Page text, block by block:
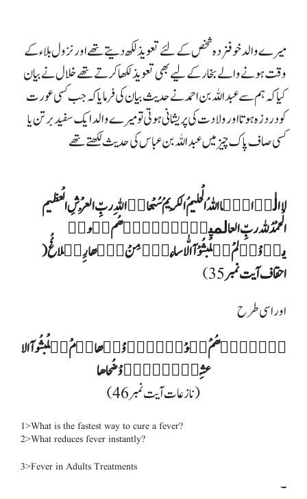
میرے والد خوفزدہ شخص کے لئے تعویذ لکھ دیتے تھے اور نزول بلاءکے
وقت ہونے والے بخار کے لیے بھی تعویذ لکھا کرتے تھےخلال نے بیان
کیا کہ ہم سے عبداللہ بن احمد نے حدیث بیان کی فرمایا کہ جب کسی عورت
کو درد زہ ہوتا اور ولادت کی پریشانی ہوتی تو میرے والد ایک سفید برتن یا
کسی صاف پاک چیز میں عبداللہ بن عباس کی حدیث لکھتے تھے
لاالٰہٙ الّٙااللہُ الْحلیمُ الْکریمُ سُبْحانٙ اللهِ ربِّ الْعرْشِ الْعظیم
الْحمْدُللہ ربِّ العالمینٙ کٙاٙنّٙھُم یٙومٙ
یرٙوْنٙ لمْ یٙلْبثُوْآ الّٰا ساعةٙٙ مِنْ نّٙھارِِ بٙلاغُُ (
احقاف آیت نمبر
اور اسی طرح
کٙاٙنّٙھُمْ یٙوْمٙ یٙرٙوْنٙھا لٙمْ یٙلْبثُوآ الا
عشِیّٙةٙٙ اٙوْ ضُحاھا
( نازعات آیت نمبر 46)
1>What is the fastest way to cure a fever?
2>What reduces fever instantly?
3>Fever in Adults Treatments
۔